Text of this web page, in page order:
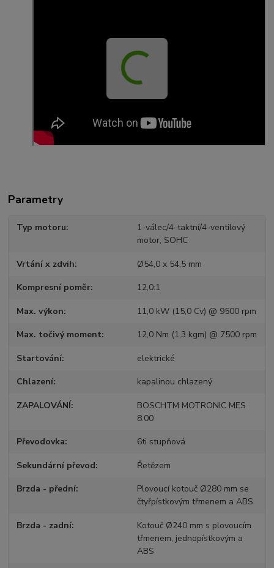
Parametry
Typ motoru
1-válec/4-taktní/4-ventilový
motor, SOHC
Vrtání x zdvih Ø54,0 x 54,5 mm
Kompresní poměr 12,0:1
Max. výkon 11,0 kW (15,0 Cv) @ 9500 rpm
Max. točivý moment 12,0 Nm (1,3 kgm) @ 7500 rpm
Startování elektrické
Chlazení kapalinou chlazený
ZAPALOVÁNÍ
BOSCHTM MOTRONIC MES
8.00
Převodovka 6ti stupňová
Sekundární převod Řetězem
Brzda - přední
Plovoucí kotouč Ø280 mm se
čtyřpístkovým třmenem a ABS
Brzda - zadní
Kotouč Ø240 mm s plovoucím
třmenem, jednopístkovým a
ABS